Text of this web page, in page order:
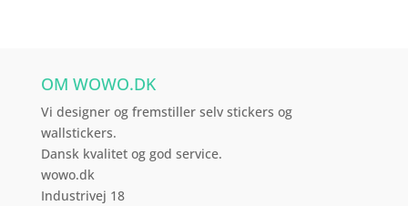
varesiden
OM WOWO.DK
Vi designer og fremstiller selv stickers og
wallstickers.
Dansk kvalitet og god service.
wowo.dk
Industrivej 18